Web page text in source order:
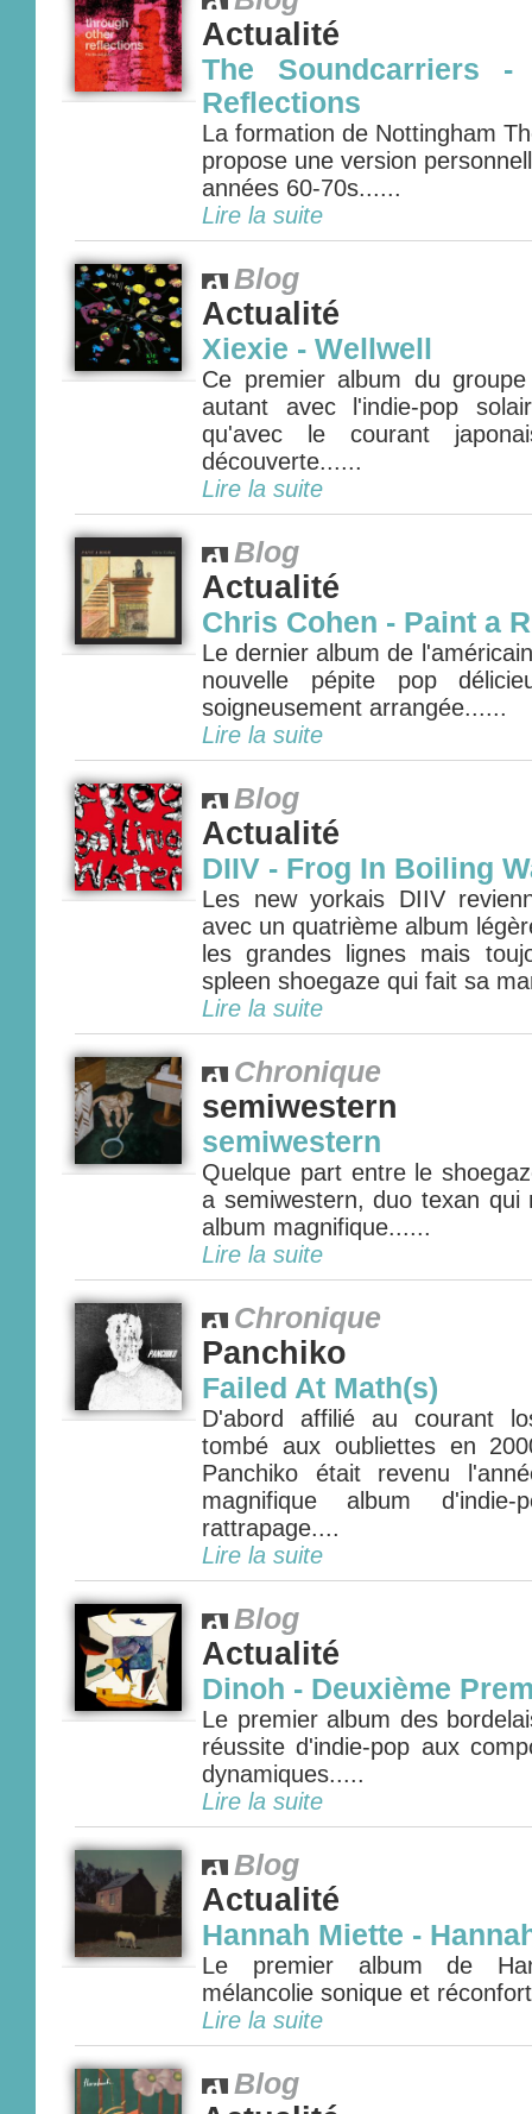
Actualité
The Soundcarriers -
Reflections
La formation de Nottingham
propose une version
années 60-70s......
Lire la suite
Blog
Actualité
Xiexie - Wellwell
Ce premier album du
autant avec l'indie-pop
qu'avec le courant
découverte......
Lire la suite
Blog
Actualité
Chris Cohen - Paint a
Le dernier album de
nouvelle pépite pop
soigneusement arrangée......
Lire la suite
Blog
Actualité
DIIV - Frog In Boiling
Les new yorkais DIIV
avec un quatrième album
les grandes lignes mais
spleen shoegaze qui fait sa
Lire la suite
Chronique
semiwestern
semiwestern
Quelque part entre le
a semiwestern, duo texan qui
album magnifique......
Lire la suite
Chronique
Panchiko
Failed At Math(s)
D'abord affilié au courant
tombé aux oubliettes en
Panchiko était revenu
magnifique album
rattrapage....
Lire la suite
Blog
Actualité
Dinoh - Deuxième
Le premier album des
réussite d'indie-pop aux
dynamiques.....
Lire la suite
Blog
Actualité
Hannah Miette -
Le premier album de
mélancolie sonique et
Lire la suite
Blog